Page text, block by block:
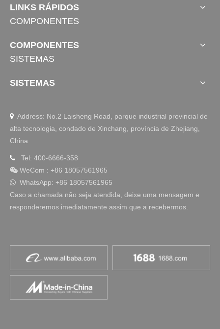
LINKS RÁPIDOS
COMPONENTES
COMPONENTES
SISTEMAS
SISTEMAS
 Address: No.2 Laisheng Road, parque industrial provincial de
alta tecnologia, condado de Xinchang, província de Zhejiang,
China
 Tel: 400-6666-358
 WeCom : +86 18057561965
 WhatsApp: +86 18057561965
Caso a chamada não seja atendida, deixe uma mensagem e
responderemos imediatamente assim que a recebermos.